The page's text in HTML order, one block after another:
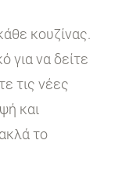
κουζίνας.
για να δείτε
τις νέες
και
το